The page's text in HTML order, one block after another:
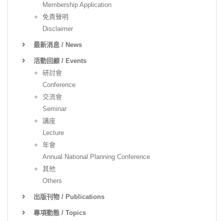
Membership Application
免責聲明
Disclaimer
最新消息 / News
活動回顧 / Events
研討會
Conference
交流會
Seminar
講座
Lecture
年會
Annual National Planning Conference
其他
Others
出版刊物 / Publications
專項動態 / Topics